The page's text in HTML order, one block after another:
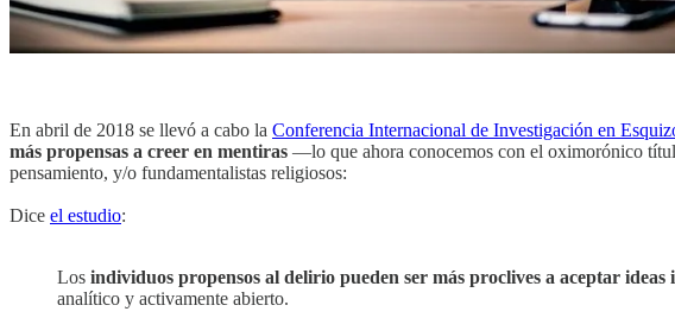
En abril de 2018 se llevó a cabo la Conferencia Internacional de Investigación en
más propensas a creer en mentiras —lo que ahora conocemos con el oximorónico
pensamiento, y/o fundamentalistas religiosos:
Dice el estudio:
Los individuos propensos al delirio pueden ser más proclives a aceptar ideas
analítico y activamente abierto.